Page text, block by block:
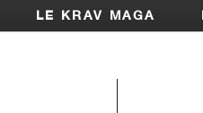
LE KRAV MAGA